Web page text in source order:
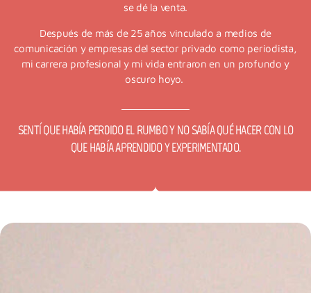
se dé la venta.
Después de más de 25 años vinculado a medios de
comunicación y empresas del sector privado como periodista,
mi carrera profesional y mi vida entraron en un profundo y
oscuro hoyo.
SENTÍ QUE HABÍA PERDIDO EL RUMBO Y NO SABÍA QUÉ HACER CON LO
QUE HABÍA APRENDIDO Y EXPERIMENTADO.